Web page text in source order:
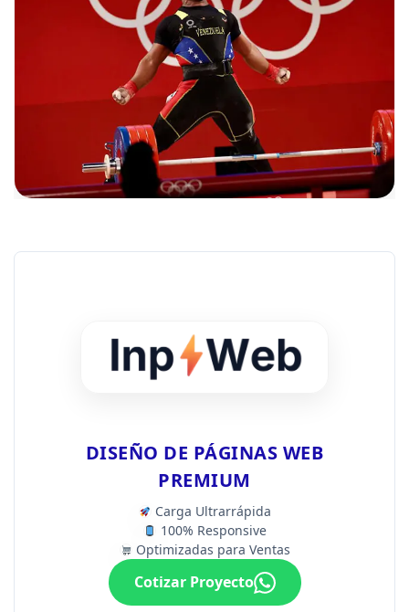
DISEÑO DE PÁGINAS WEB
PREMIUM
Carga Ultrarrápida
100% Responsive
Optimizadas para Ventas
Cotizar Proyecto